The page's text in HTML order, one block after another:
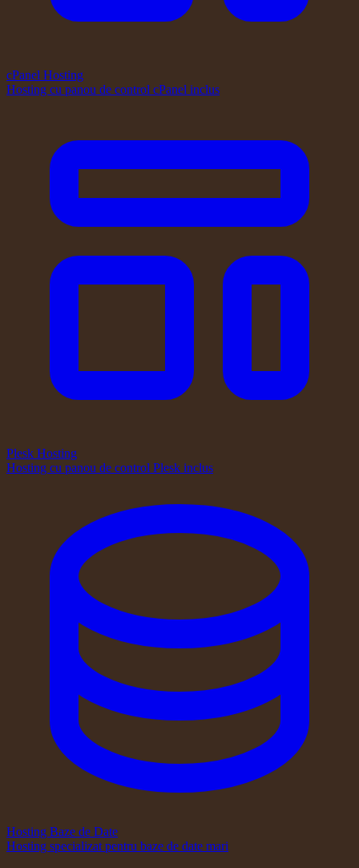
cPanel Hosting
Hosting cu panou de control cPanel inclus
Plesk Hosting
Hosting cu panou de control Plesk inclus
Hosting Baze de Date
Hosting specializat pentru baze de date mari